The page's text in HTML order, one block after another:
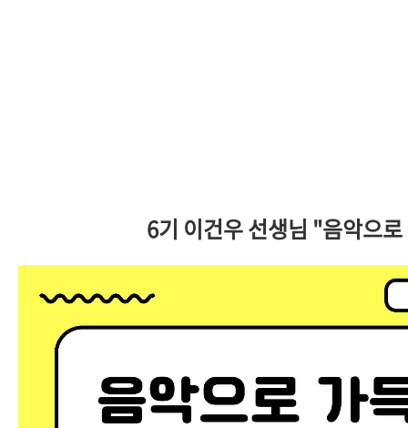
6기 이건우 선생님 "음악으